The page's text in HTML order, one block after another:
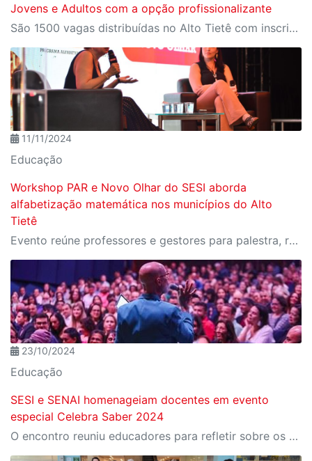
Jovens e Adultos com a opção profissionalizante
São 1500 vagas distribuídas no Alto Tietê com inscrições abertas até 8 de fevereiro no site do SESI-SP. As aulas iniciam em 9 de fevereiro.
11/11/2024
Educação
Workshop PAR e Novo Olhar do SESI aborda
alfabetização matemática nos municípios do Alto
Tietê
Evento reúne professores e gestores para palestra, roda de conversa e apresentação lúdica sobre o tema
23/10/2024
Educação
SESI e SENAI homenageiam docentes em evento
especial Celebra Saber 2024
O encontro reuniu educadores para refletir sobre os desafios e as transformações da educação em tempos de inovação tecnológica